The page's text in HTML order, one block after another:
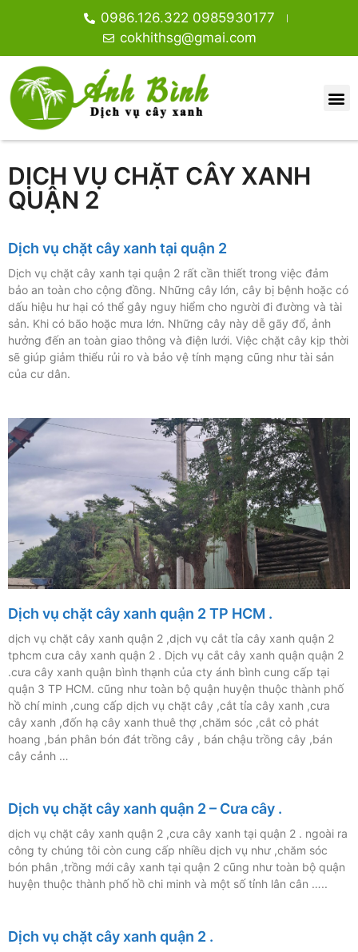
0986.126.322 0985930177
cokhithsg@gmai.com
DỊCH VỤ CHẶT CÂY XANH
QUẬN 2
Dịch vụ chặt cây xanh tại quận 2
Dịch vụ chặt cây xanh tại quận 2 rất cần thiết trong việc đảm
bảo an toàn cho cộng đồng. Những cây lớn, cây bị bệnh hoặc có
dấu hiệu hư hại có thể gây nguy hiểm cho người đi đường và tài
sản. Khi có bão hoặc mưa lớn. Những cây này dễ gãy đổ, ảnh
hưởng đến an toàn giao thông và điện lưới. Việc chặt cây kịp thời
sẽ giúp giảm thiểu rủi ro và bảo vệ tính mạng cũng như tài sản
của cư dân.
Dịch vụ chặt cây xanh quận 2 TP HCM .
dịch vụ chặt cây xanh quận 2 ,dịch vụ cắt tỉa cây xanh quận 2
tphcm cưa cây xanh quận 2 . Dịch vụ cắt cây xanh quận quận 2
.cưa cây xanh quận bình thạnh của cty ánh bình cung cấp tại
quận 3 TP HCM. cũng như toàn bộ quận huyện thuộc thành phố
hồ chí minh ,cung cấp dịch vụ chặt cây ,cắt tỉa cây xanh ,cưa
cây xanh ,đốn hạ cây xanh thuê thợ ,chăm sóc ,cắt cỏ phát
hoang ,bán phân bón đát trồng cây , bán chậu trồng cây ,bán
cây cảnh …
Dịch vụ chặt cây xanh quận 2 – Cưa cây .
dịch vụ chặt cây xanh quận 2 ,cưa cây xanh tại quận 2 . ngoài ra
công ty chúng tôi còn cung cấp nhiều dịch vụ như ,chăm sóc
bón phân ,trồng mới cây xanh tại quận 2 cũng như toàn bộ quận
huyện thuộc thành phố hồ chi minh và một số tỉnh lân cân …..
Dịch vụ chặt cây xanh quận 2 .